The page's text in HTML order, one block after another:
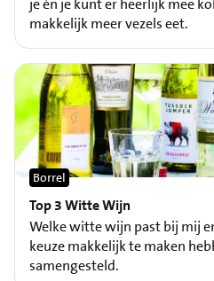
je én je kunt er heerlijk mee
makkelijk meer vezels eet.
Top 3 Witte Wijn
Borrel
Welke witte wijn past bij mij
keuze makkelijk te maken
samengesteld.